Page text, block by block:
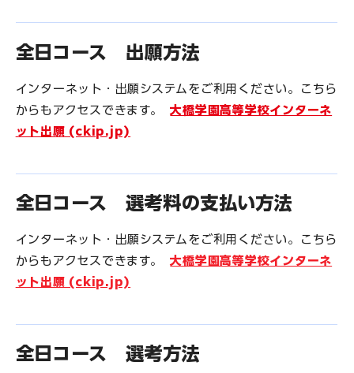
全日コース 出願方法
インターネット・出願システムをご利用ください。こちら
からもアクセスできます。
大橋学園高等学校インターネ
ット出願 (ckip.jp)
全日コース 選考料の支払い方法
インターネット・出願システムをご利用ください。こちら
からもアクセスできます。大橋学園高等学校インターネ
ット出願 (ckip.jp)
全日コース 選考方法